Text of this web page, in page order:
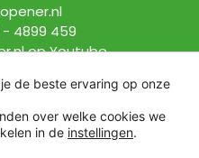
- 4899 459
op Youtube
verkoopvoorwaarden
de beste ervaring op onze
over welke cookies we
in de instellingen.